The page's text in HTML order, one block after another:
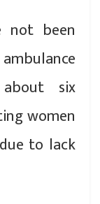
not been
six
women
to lack